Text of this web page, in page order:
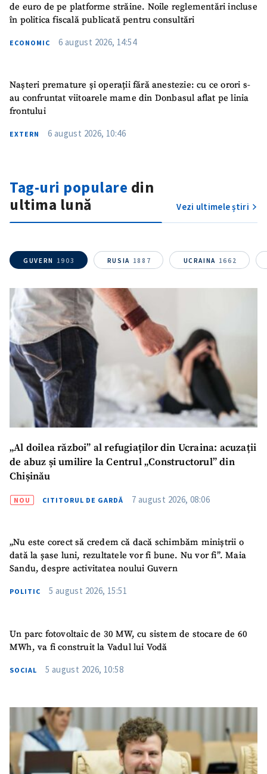
de euro de pe platforme străine. Noile reglementări incluse
în politica fiscală publicată pentru consultări
ECONOMIC 6 august 2026, 14:54
Nașteri premature și operații fără anestezie: cu ce orori s-
au confruntat viitoarele mame din Donbasul aflat pe linia
frontului
EXTERN 6 august 2026, 10:46
Tag-uri populare din
ultima lună
Vezi ultimele știri
GUVERN 1903 RUSIA 1887 UCRAINA 1662
„Al doilea război” al refugiaților din Ucraina: acuzații
de abuz și umilire la Centrul „Constructorul” din
Chișinău
NOU CITITORUL DE GARDĂ 7 august 2026, 08:06
„Nu este corect să credem că dacă schimbăm miniștrii o
dată la șase luni, rezultatele vor fi bune. Nu vor fi”. Maia
Sandu, despre activitatea noului Guvern
POLITIC 5 august 2026, 15:51
Un parc fotovoltaic de 30 MW, cu sistem de stocare de 60
MWh, va fi construit la Vadul lui Vodă
SOCIAL 5 august 2026, 10:58
ȘTIREA MEA
Titlu știre
+ Adaugă titlu
CONTACT SURSĂ
Sursă anonimă
Nume+ Numele meu
Email+ Emailul meu
Telefon
+ Telefon personal
Am citit și sunt de
acord cu
confidențialitate
TRIMITE ȘTIREA